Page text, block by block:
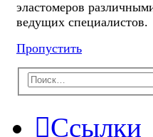
эластомеров
ведущих специалистов.
Пропустить
Ссылки